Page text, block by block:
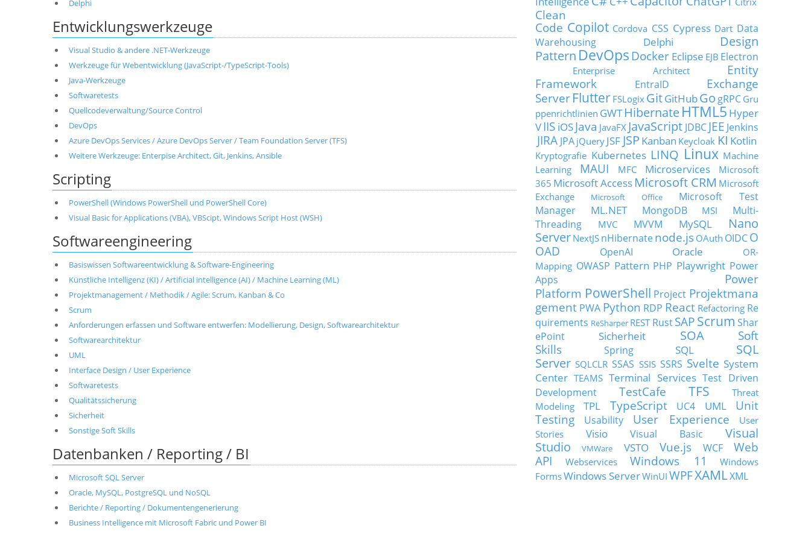
Delphi
Entwicklungswerkzeuge
Visual Studio & andere .NET-Werkzeuge
Werkzeuge für Webentwicklung (JavaScript-/TypeScript-Tools)
Java-Werkzeuge
Softwaretests
Quellcodeverwaltung/Source Control
DevOps
Azure DevOps Services / Azure DevOps Server / Team Foundation Server (TFS)
Weitere Werkzeuge: Enterpise Architect, Git, Jenkins, Ansible
Scripting
PowerShell (Windows PowerShell und PowerShell Core)
Visual Basic for Applications (VBA), VBScipt, Windows Script Host (WSH)
Softwareengineering
Basiswissen Softwareentwicklung & Software-Engineering
Künstliche Intelligenz (KI) / Artificial intelligence (AI) / Machine Learning (ML)
Projektmanagement / Methodik / Agile: Scrum, Kanban & Co
Scrum
Anforderungen erfassen und Software entwerfen: Modellierung, Design, Softwarearchitektur
Softwarearchitektur
UML
Interface Design / User Experience
Softwaretests
Qualitätssicherung
Sicherheit
Sonstige Soft Skills
Datenbanken / Reporting / BI
Microsoft SQL Server
Oracle, MySQL, PostgreSQL und NoSQL
Berichte / Reporting / Dokumentengenerierung
Business Intelligence mit Microsoft Fabric und Power BI
Clean
Code Copilot Cordova CSS Cypress Dart Data
Warehousing
Delphi
Design
Pattern DevOps Docker Eclipse EJB Electron
Enterprise Architect
Entity
Framework
EntraID
Exchange
Server Flutter FSLogix GitGitHubGo gRPC Gru
ppenrichtlinien GWT HibernateHTML5 Hyper
VIIS iOSJava JavaFX JavaScript JDBC JEE Jenkins
JIRA JPA jQuery JSF JSP Kanban Keycloak KI Kotlin
Kryptografie Kubernetes LINQ Linux Machine
Learning
MAUI MFC Microservices
Microsoft
365 Microsoft Access Microsoft CRM Microsoft
Exchange
Microsoft Office
Microsoft Test
Manager
ML.NET MongoDB MSI
Multi-
Threading
MVC MVVM MySQL
Nano
Server NextJS nHibernatenode.js OAuth OIDCO
OAD
OpenAI Oracle
OR-
Mapping OWASP Pattern PHP Playwright Power
Apps
Power
Platform PowerShell Project Projektmana
gement PWA Python RDP React Refactoring Re
quirements ReSharper REST Rust SAP Scrum Shar
ePoint
Sicherheit SOA
Soft
Skills
Spring SQL
SQL
Server SQLCLR SSAS SSIS SSRS Svelte System
Center TEAMS Terminal Services Test Driven
Development
TestCafe TFS
Threat
Modeling
TPL TypeScript UC4 UML
Unit
Testing
Usability User Experience
User
Stories
Visio Visual Basic
Visual
Studio
VMWare VSTO Vue.js WCF
Web
API
Webservices Windows 11
Windows
FormsWindows ServerWinUI WPFXAMLXML